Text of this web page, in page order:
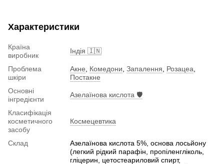
Характеристики
Країна
виробник
Індія 🇮🇳
Проблема
шкіри
Акне Комедони Запалення Розацеа
Постакне
Основні
інгредієнти
Азелаїнова кислота 🛡️
Класифікація
косметичного
засобу
Космецевтика
Склад
Азелаїнова кислота 5%, основа лосьйону
(легкий рідкий парафін, пропіленгліколь,
гліцерин, цетостеариловий спирт,